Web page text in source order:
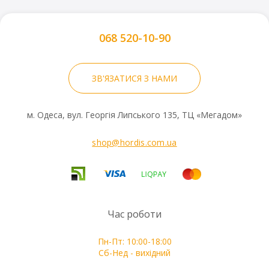
068 520-10-90
ЗВ'ЯЗАТИСЯ З НАМИ
м. Одеса, вул. Георгія Липського 135, ТЦ «Мегадом»
shop@hordis.com.ua
Час роботи
Пн-Пт: 10:00-18:00
Сб-Нед - вихідний